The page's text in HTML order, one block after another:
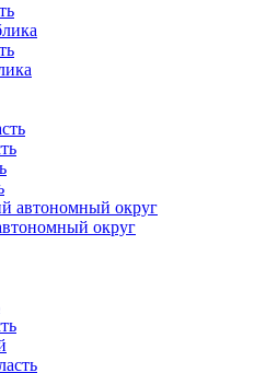
автономный округ
округ